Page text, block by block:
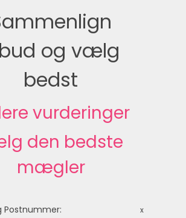
og vælg
bedst
vurderinger 
den bedste
mægler
Postnummer: x